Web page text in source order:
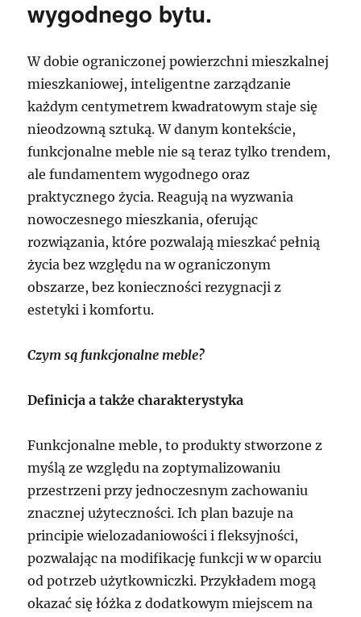
wygodnego bytu.
W dobie ograniczonej powierzchni mieszkalnej
mieszkaniowej, inteligentne zarządzanie
każdym centymetrem kwadratowym staje się
nieodzowną sztuką. W danym kontekście,
funkcjonalne meble nie są teraz tylko trendem,
ale fundamentem wygodnego oraz
praktycznego życia. Reagują na wyzwania
nowoczesnego mieszkania, oferując
rozwiązania, które pozwalają mieszkać pełnią
życia bez względu na w ograniczonym
obszarze, bez konieczności rezygnacji z
estetyki i komfortu.
Czym są funkcjonalne meble?
Definicja a także charakterystyka
Funkcjonalne meble, to produkty stworzone z
myślą ze względu na zoptymalizowaniu
przestrzeni przy jednoczesnym zachowaniu
znacznej użyteczności. Ich plan bazuje na
principie wielozadaniowości i fleksyjności,
pozwalając na modifikację funkcji w w oparciu
od potrzeb użytkowniczki. Przykładem mogą
okazać się łóżka z dodatkowym miejscem na